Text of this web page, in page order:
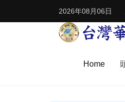
2026年08月06日
Home